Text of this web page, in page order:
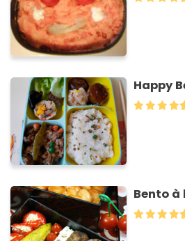
Bento à